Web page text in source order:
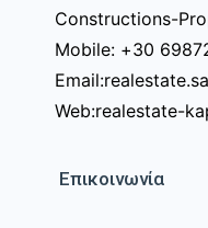
Constructions-
Mobile: +30
Web:realestate-
Επικοινωνία